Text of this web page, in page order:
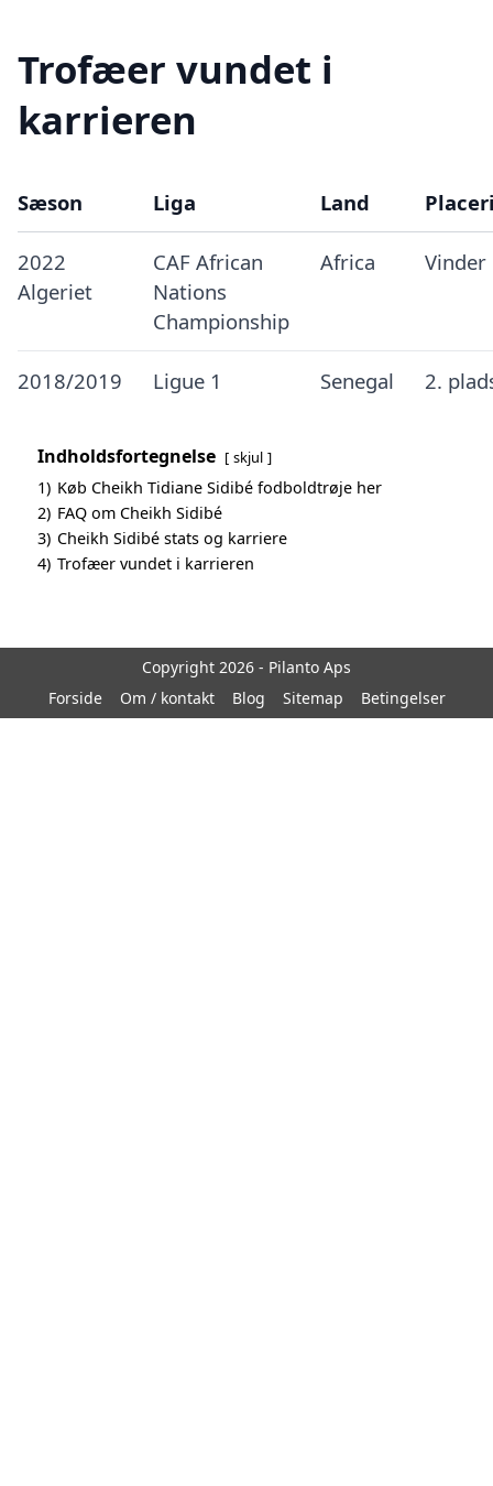
Trofæer vundet i
karrieren
Sæson Liga Land
2022
Algeriet
CAF African
Nations
Championship
Africa Vinder
2018/2019 Ligue 1 Senegal 2.
Indholdsfortegnelse skjul
1) Køb Cheikh Tidiane Sidibé fodboldtrøje her
2) FAQ om Cheikh Sidibé
3) Cheikh Sidibé stats og karriere
4) Trofæer vundet i karrieren
Copyright 2026 - Pilanto Aps
Forside
Om / kontakt Blog Sitemap Betingelser